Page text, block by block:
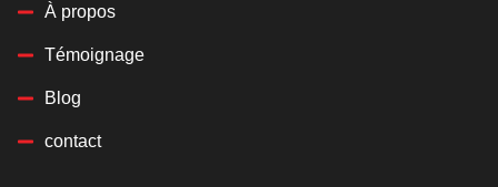
À propos
Témoignage
Blog
contact